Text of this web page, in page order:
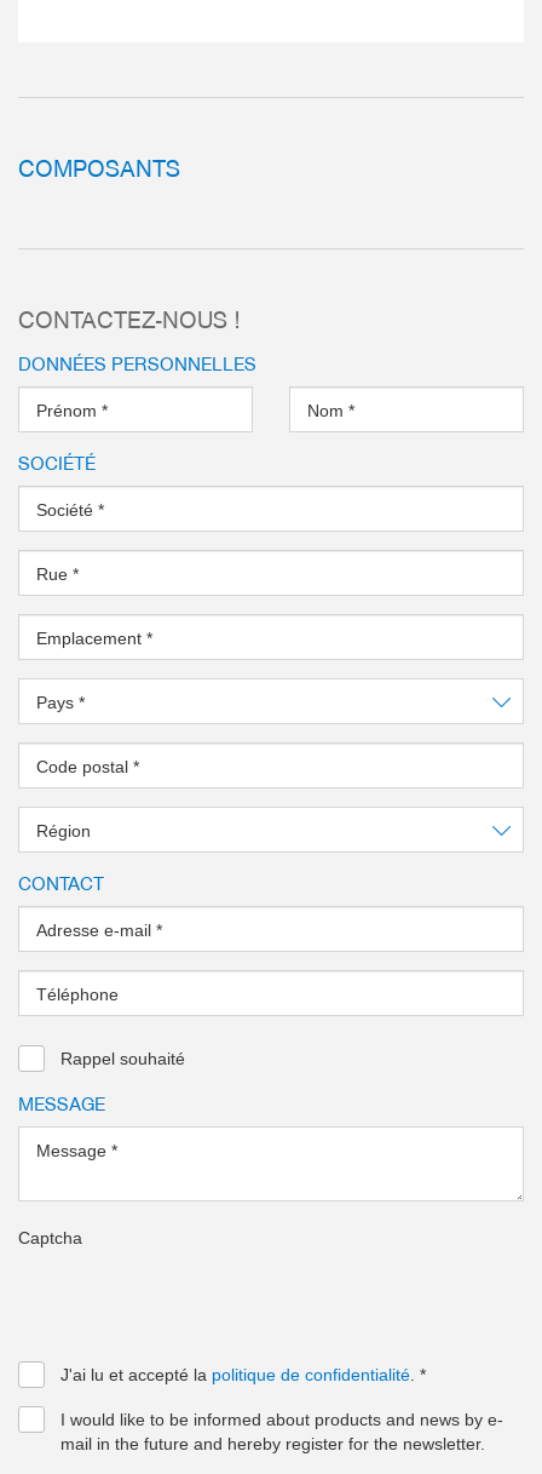
COMPOSANTS
CONTACTEZ-NOUS !
DONNÉES PERSONNELLES
Prénom * Nom *
SOCIÉTÉ
Société *
Rue *
Emplacement *
Pays *
Code postal *
Région
CONTACT
Adresse e-mail *
Téléphone
Rappel souhaité
MESSAGE
Message *
Captcha
J'ai lu et accepté la politique de confidentialité. *
I would like to be informed about products and news by e-
mail in the future and hereby register for the newsletter.